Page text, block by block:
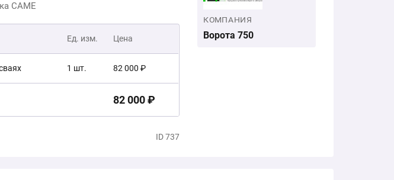
CAME
Ед. изм. Цена
1 шт. 82 000 ₽
82 000 ₽
ID 737
КОМПАНИЯ
Ворота 750